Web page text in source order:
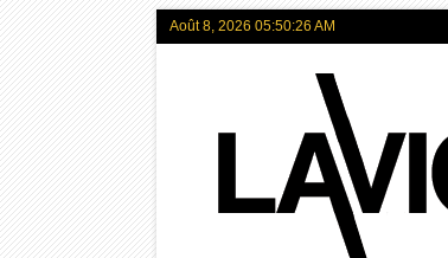
Août 8, 2026 05:50:27 AM